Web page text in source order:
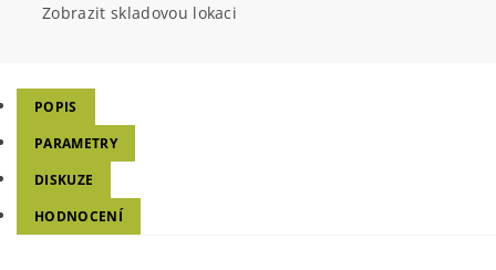
Zobrazit skladovou lokaci
POPIS
PARAMETRY
DISKUZE
HODNOCENÍ